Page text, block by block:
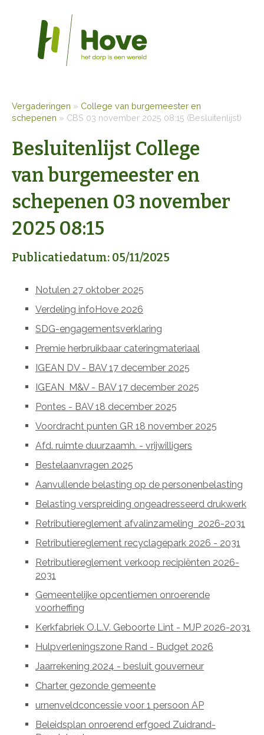
Vergaderingen » College van burgemeester en
schepenen » CBS 03 november 2025 08:15 (Besluitenlijst)
Besluitenlijst College
van burgemeester en
schepenen 03 november
2025 08:15
Publicatiedatum: 05/11/2025
Notulen 27 oktober 2025
Verdeling infoHove 2026
SDG-engagementsverklaring
Premie herbruikbaar cateringmateriaal
IGEAN DV - BAV 17 december 2025
IGEAN M&V - BAV 17 december 2025
Pontes - BAV 18 december 2025
Voordracht punten GR 18 november 2025
Afd. ruimte duurzaamh. - vrijwilligers
Bestelaanvragen 2025
Aanvullende belasting op de personenbelasting
Belasting verspreiding ongeadresseerd drukwerk
Retributiereglement afvalinzameling 2026-2031
Retributiereglement recyclagepark 2026 - 2031
Retributiereglement verkoop recipiënten 2026-
2031
Gemeentelijke opcentiemen onroerende
voorheffing
Kerkfabriek O.L.V. Geboorte Lint - MJP 2026-2031
Hulpverleningszone Rand - Budget 2026
Jaarrekening 2024 - besluit gouverneur
Charter gezonde gemeente
urnenveldconcessie voor 1 persoon AP
Beleidsplan onroerend erfgoed Zuidrand-